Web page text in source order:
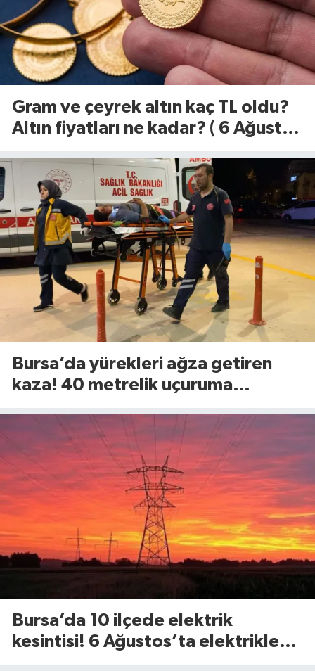
Gram ve çeyrek altın kaç TL oldu?
Altın fiyatları ne kadar? ( 6 Ağustos
Bursa’da yürekleri ağza getiren
kaza! 40 metrelik uçuruma
Bursa’da 10 ilçede elektrik
kesintisi! 6 Ağustos’ta elektrikler